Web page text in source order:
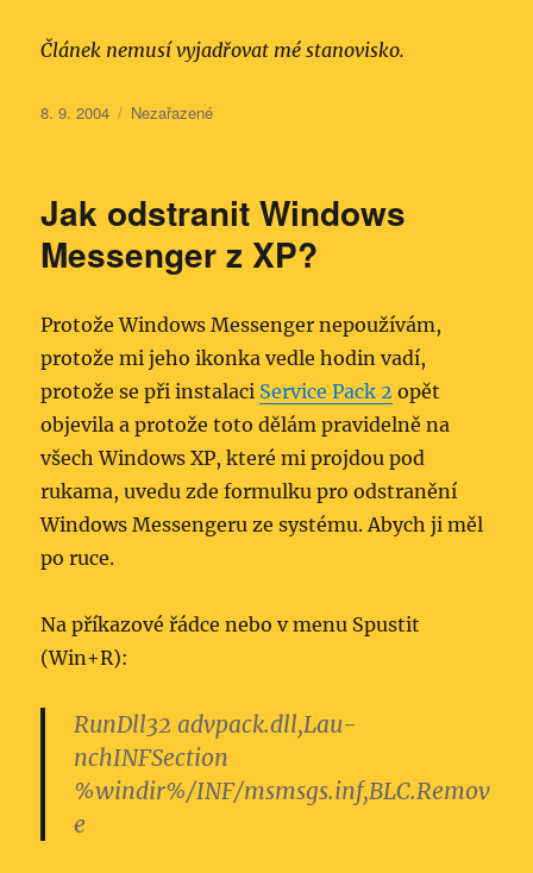
Článek nemusí vyjadřovat mé stanovisko.
Publikováno:
8. 9. 2004 Rubriky:
Nezařazené
Jak odstranit Windows
Messenger z XP?
Protože Windows Messenger nepoužívám,
protože mi jeho ikonka vedle hodin vadí,
protože se při instalaci Service Pack 2 opět
objevila a protože toto dělám pravidelně na
všech Windows XP, které mi projdou pod
rukama, uvedu zde formulku pro odstranění
Windows Messengeru ze systému. Abych ji měl
po ruce.
Na příkazové řádce nebo v menu Spustit
(Win+R):
RunDll32 advpack.dll,Lau­
nchINFSection
%windir%/INF/msmsgs­.inf,BLC.Remo­v
e